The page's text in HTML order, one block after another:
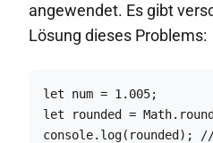
angewendet. Es gibt
Lösung dieses Problems:
let num = 1.005;
let rounded =
console.log(rounded);